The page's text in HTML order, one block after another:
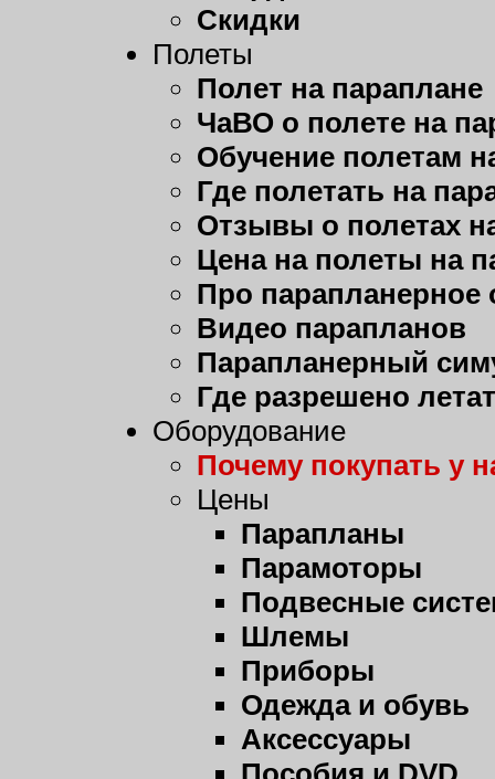
Скидки
Полеты
Полет на параплане
ЧаВО о полете на
Обучение полетам
Где полетать на
Отзывы о полетах
Цена на полеты на
Про парапланерное
Видео парапланов
Парапланерный
Где разрешено
Оборудование
Почему покупать у
Цены
Парапланы
Парамоторы
Подвесные
Шлемы
Приборы
Одежда и обувь
Аксессуары